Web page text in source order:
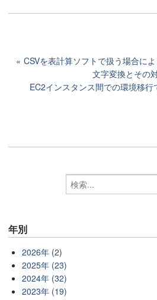
CSVを表計算ソフトで扱う場合に
文字変換とその
EC2インスタンス間での環境移行
年別
2026年 (2)
2025年 (23)
2024年 (32)
2023年 (19)